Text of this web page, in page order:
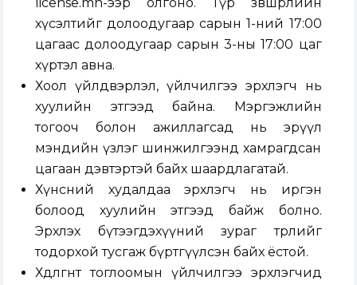
license.mn-ээр олгоно. Түр зөвшөөрлийн
хүсэлтийг долоодугаар сарын 1-ний 17:00
цагаас долоодугаар сарын 3-ны 17:00 цаг
хүртэл авна.
Хоол үйлдвэрлэл, үйлчилгээ эрхлэгч нь
хуулийн этгээд байна. Мэргэжлийн
тогооч болон ажиллагсад нь эрүүл
мэндийн үзлэг шинжилгээнд хамрагдсан
цагаан дэвтэртэй байх шаардлагатай.
Хүнсний худалдаа эрхлэгч нь иргэн
болоод хуулийн этгээд байж болно.
Эрхлэх бүтээгдэхүүний зураг төрлийг
тодорхой тусгаж бүртгүүлсэн байх ёстой.
Хөдөлгөөнт тоглоомын үйлчилгээ эрхлэгчид